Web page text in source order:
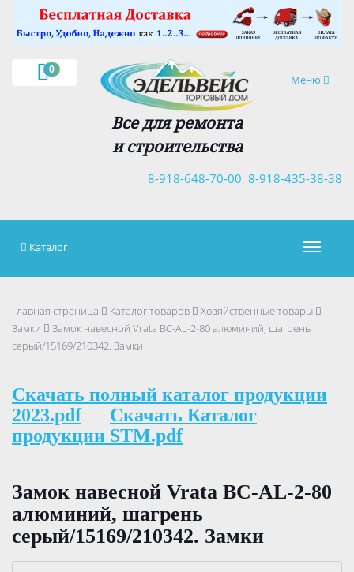
0
Навигация
Меню
Все для ремонта
и строительства
8-918-435-38-38
8-918-648-70-00
×
Каталог
Главная страница Каталог товаров
Хозяйственные товары
Замки
Замок навесной Vrata BC-AL-2-80 алюминий, шагрень
серый/15169/210342. Замки
Скачать полный каталог продукции
2023.pdf
Скачать Каталог
продукции STM.pdf
Замок навесной Vrata BC-AL-2-80
алюминий, шагрень
серый/15169/210342. Замки